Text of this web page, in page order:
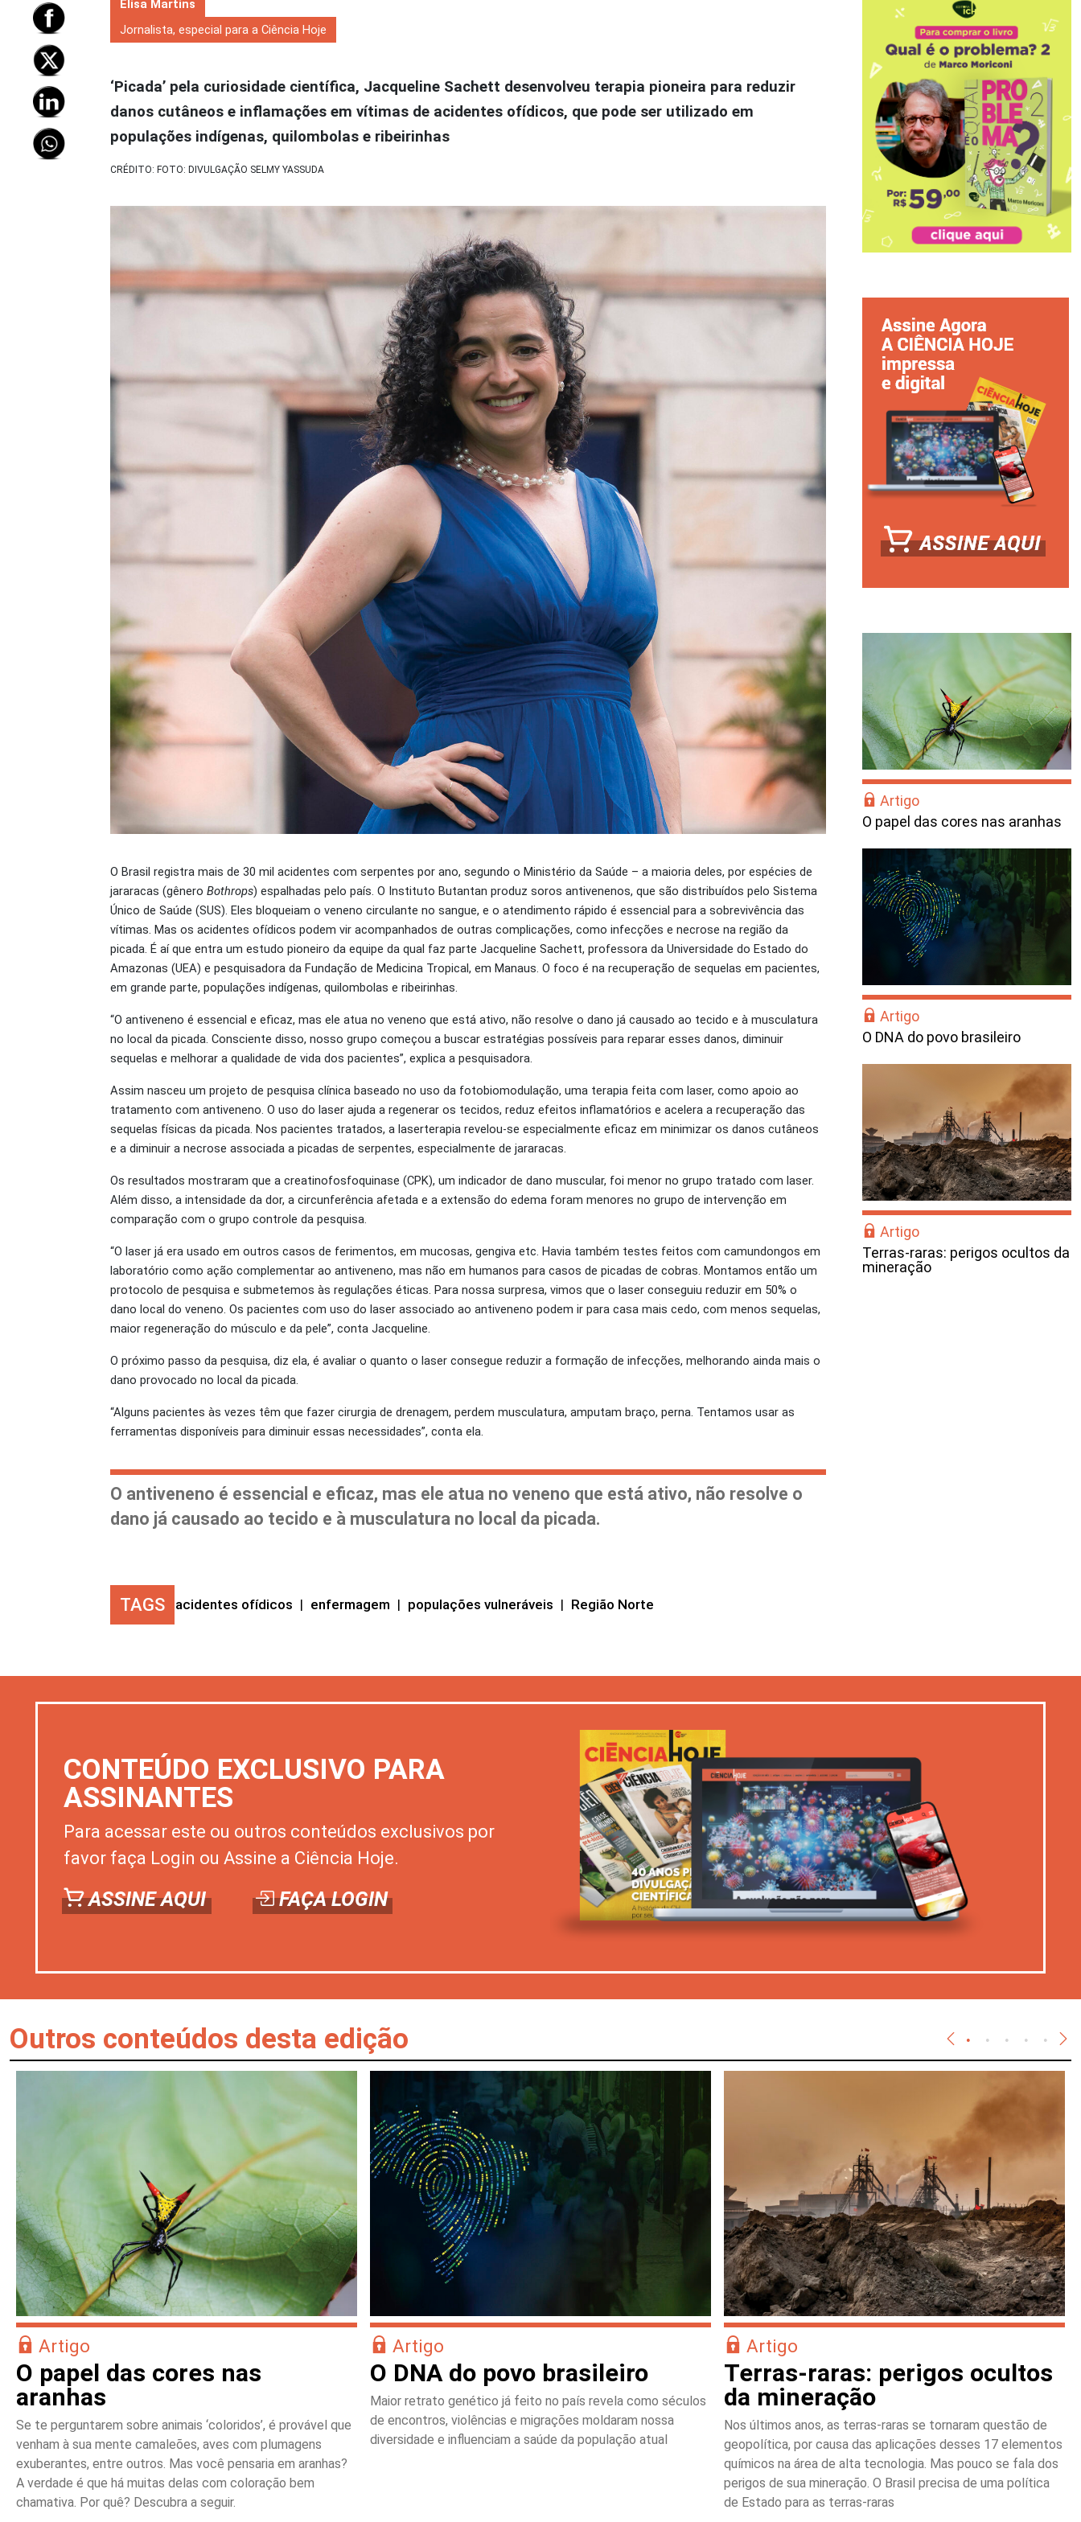
Elisa Martins
Jornalista, especial para a Ciência Hoje
‘Picada’ pela curiosidade científica, Jacqueline Sachett desenvolveu terapia pioneira para reduzir
danos cutâneos e inflamações em vítimas de acidentes ofídicos, que pode ser utilizado em
populações indígenas, quilombolas e ribeirinhas
CRÉDITO: FOTO: DIVULGAÇÃO SELMY YASSUDA
O Brasil registra mais de 30 mil acidentes com serpentes por ano, segundo o Ministério da Saúde – a maioria deles, por espécies de
jararacas (gênero Bothrops) espalhadas pelo país. O Instituto Butantan produz soros antivenenos, que são distribuídos pelo Sistema
Único de Saúde (SUS). Eles bloqueiam o veneno circulante no sangue, e o atendimento rápido é essencial para a sobrevivência das
vítimas. Mas os acidentes ofídicos podem vir acompanhados de outras complicações, como infecções e necrose na região da
picada. É aí que entra um estudo pioneiro da equipe da qual faz parte Jacqueline Sachett, professora da Universidade do Estado do
Amazonas (UEA) e pesquisadora da Fundação de Medicina Tropical, em Manaus. O foco é na recuperação de sequelas em pacientes,
em grande parte, populações indígenas, quilombolas e ribeirinhas.
“O antiveneno é essencial e eficaz, mas ele atua no veneno que está ativo, não resolve o dano já causado ao tecido e à musculatura
no local da picada. Consciente disso, nosso grupo começou a buscar estratégias possíveis para reparar esses danos, diminuir
sequelas e melhorar a qualidade de vida dos pacientes”, explica a pesquisadora.
Assim nasceu um projeto de pesquisa clínica baseado no uso da fotobiomodulação, uma terapia feita com laser, como apoio ao
tratamento com antiveneno. O uso do laser ajuda a regenerar os tecidos, reduz efeitos inflamatórios e acelera a recuperação das
sequelas físicas da picada. Nos pacientes tratados, a laserterapia revelou-se especialmente eficaz em minimizar os danos cutâneos
e a diminuir a necrose associada a picadas de serpentes, especialmente de jararacas.
Os resultados mostraram que a creatinofosfoquinase (CPK), um indicador de dano muscular, foi menor no grupo tratado com laser.
Além disso, a intensidade da dor, a circunferência afetada e a extensão do edema foram menores no grupo de intervenção em
comparação com o grupo controle da pesquisa.
“O laser já era usado em outros casos de ferimentos, em mucosas, gengiva etc. Havia também testes feitos com camundongos em
laboratório como ação complementar ao antiveneno, mas não em humanos para casos de picadas de cobras. Montamos então um
protocolo de pesquisa e submetemos às regulações éticas. Para nossa surpresa, vimos que o laser conseguiu reduzir em 50% o
dano local do veneno. Os pacientes com uso do laser associado ao antiveneno podem ir para casa mais cedo, com menos sequelas,
maior regeneração do músculo e da pele”, conta Jacqueline.
O próximo passo da pesquisa, diz ela, é avaliar o quanto o laser consegue reduzir a formação de infecções, melhorando ainda mais o
dano provocado no local da picada.
“Alguns pacientes às vezes têm que fazer cirurgia de drenagem, perdem musculatura, amputam braço, perna. Tentamos usar as
ferramentas disponíveis para diminuir essas necessidades”, conta ela.
O antiveneno é essencial e eficaz, mas ele atua no veneno que está ativo, não resolve o
dano já causado ao tecido e à musculatura no local da picada.
TAGS acidentes ofídicos | enfermagem | populações vulneráveis | Região Norte
Artigo
O papel das cores nas aranhas
Artigo
O DNA do povo brasileiro
Artigo
Terras-raras: perigos ocultos da
mineração
CONTEÚDO EXCLUSIVO PARA
ASSINANTES
Para acessar este ou outros conteúdos exclusivos por
favor faça Login ou Assine a Ciência Hoje.
ASSINE AQUI FAÇA LOGIN
Outros conteúdos desta edição
Artigo
O papel das cores nas
aranhas
Se te perguntarem sobre animais ‘coloridos’, é provável que
venham à sua mente camaleões, aves com plumagens
exuberantes, entre outros. Mas você pensaria em aranhas?
A verdade é que há muitas delas com coloração bem
chamativa. Por quê? Descubra a seguir.
Artigo
O DNA do povo brasileiro
Maior retrato genético já feito no país revela como séculos
de encontros, violências e migrações moldaram nossa
diversidade e influenciam a saúde da população atual
Artigo
Terras-raras: perigos ocultos
da mineração
Nos últimos anos, as terras-raras se tornaram questão de
geopolítica, por causa das aplicações desses 17 elementos
químicos na área de alta tecnologia. Mas pouco se fala dos
perigos de sua mineração. O Brasil precisa de uma política
de Estado para as terras-raras